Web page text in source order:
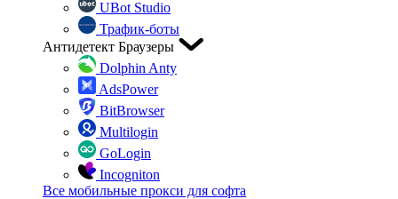
UBot Studio
Трафик-боты
Антидетект Браузеры
Dolphin Anty
AdsPower
BitBrowser
Multilogin
GoLogin
Incogniton
Все мобильные прокси для софта